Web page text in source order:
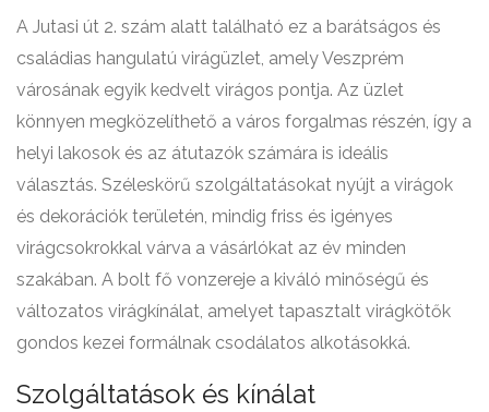
A Jutasi út 2. szám alatt található ez a barátságos és
családias hangulatú virágüzlet, amely Veszprém
városának egyik kedvelt virágos pontja. Az üzlet
könnyen megközelíthető a város forgalmas részén, így a
helyi lakosok és az átutazók számára is ideális
választás. Széleskörű szolgáltatásokat nyújt a virágok
és dekorációk területén, mindig friss és igényes
virágcsokrokkal várva a vásárlókat az év minden
szakában. A bolt fő vonzereje a kiváló minőségű és
változatos virágkínálat, amelyet tapasztalt virágkötők
gondos kezei formálnak csodálatos alkotásokká.
Szolgáltatások és kínálat